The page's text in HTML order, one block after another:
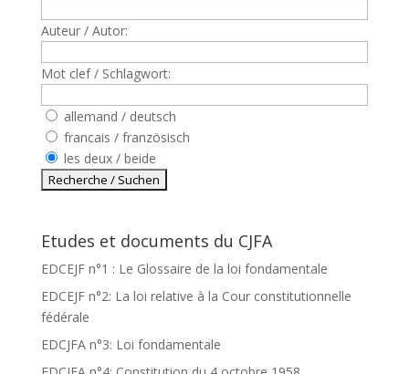
Auteur / Autor:
Mot clef / Schlagwort:
allemand / deutsch
francais / französisch
les deux / beide
Etudes et documents du CJFA
EDCEJF n°1 : Le Glossaire de la loi fondamentale
EDCEJF n°2: La loi relative à la Cour constitutionnelle
fédérale
EDCJFA n°3: Loi fondamentale